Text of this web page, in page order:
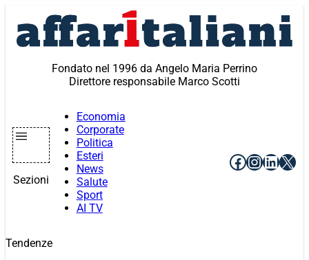
contenuto
Fondato nel 1996 da Angelo Maria Perrino
Direttore responsabile Marco Scotti
Sezioni
Economia
Corporate
Politica
Esteri
News
Salute
Sport
AI TV
Facebook
X
Tendenze